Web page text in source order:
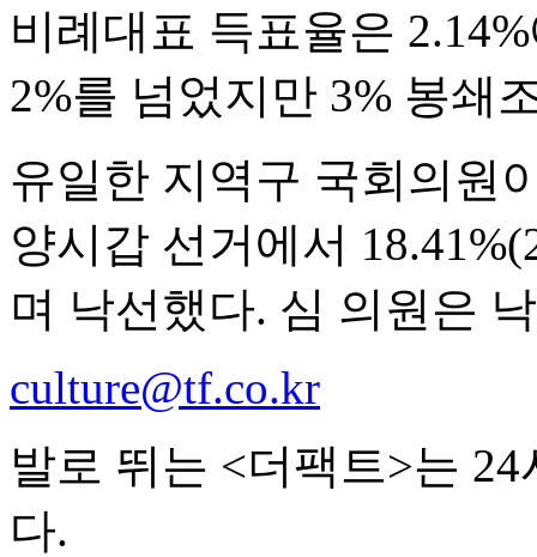
비례대표 득표율은
2%를 넘었지만 3% 봉쇄
유일한 지역구 국회의원
양시갑 선거에서
며 낙선했다. 심 의원은
culture@tf.co.kr
발로 뛰는 <더팩트>는
다.